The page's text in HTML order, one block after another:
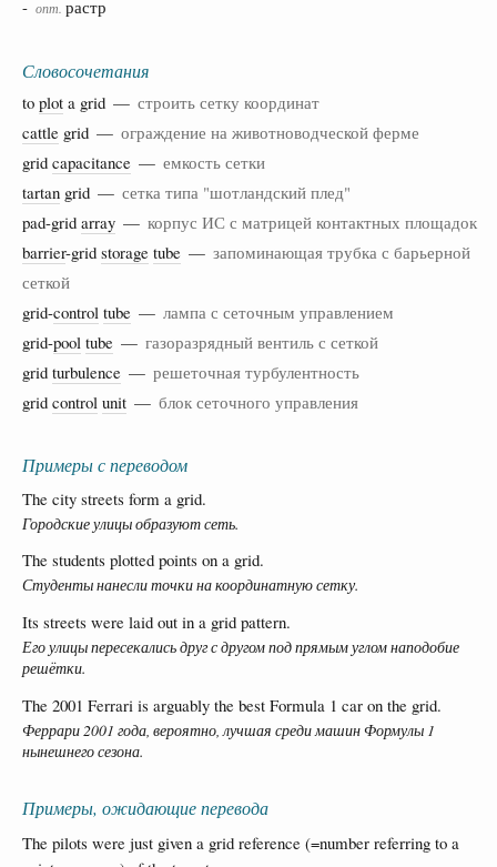
- опт. растр
Словосочетания
to plot a grid — строить сетку координат
cattle grid — ограждение на животноводческой ферме
grid capacitance — емкость сетки
tartan grid — сетка типа "шотландский плед"
pad-grid array — корпус ИС с матрицей контактных площадок
barrier-grid storage tube — запоминающая трубка с барьерной
сеткой
grid-control tube — лампа с сеточным управлением
grid-pool tube — газоразрядный вентиль с сеткой
grid turbulence — решеточная турбулентность
grid control unit — блок сеточного управления
Примеры с переводом
The city streets form a grid.
Городские улицы образуют сеть.
The students plotted points on a grid.
Студенты нанесли точки на координатную сетку.
Its streets were laid out in a grid pattern.
Его улицы пересекались друг с другом под прямым углом наподобие
решётки.
The 2001 Ferrari is arguably the best Formula 1 car on the grid.
Феррари 2001 года, вероятно, лучшая среди машин Формулы 1
нынешнего сезона.
Примеры, ожидающие перевода
The pilots were just given a grid reference (=number referring to a